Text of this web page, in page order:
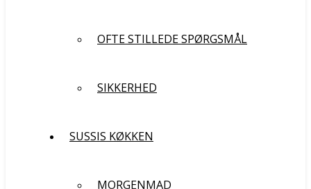
OFTE STILLEDE SPØRGSMÅL
SIKKERHED
SUSSIS KØKKEN
MORGENMAD